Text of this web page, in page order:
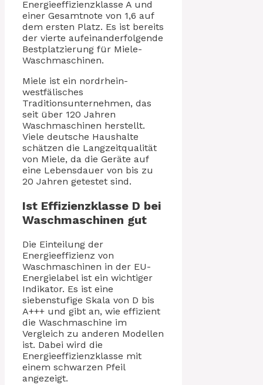
Energieeffizienzklasse A und
einer Gesamtnote von 1,6 auf
dem ersten Platz. Es ist bereits
der vierte aufeinanderfolgende
Bestplatzierung für Miele-
Waschmaschinen.
Miele ist ein nordrhein-
westfälisches
Traditionsunternehmen, das
seit über 120 Jahren
Waschmaschinen herstellt.
Viele deutsche Haushalte
schätzen die Langzeitqualität
von Miele, da die Geräte auf
eine Lebensdauer von bis zu
20 Jahren getestet sind.
Ist Effizienzklasse D bei
Waschmaschinen gut
Die Einteilung der
Energieeffizienz von
Waschmaschinen in der EU-
Energielabel ist ein wichtiger
Indikator. Es ist eine
siebenstufige Skala von D bis
A+++ und gibt an, wie effizient
die Waschmaschine im
Vergleich zu anderen Modellen
ist. Dabei wird die
Energieeffizienzklasse mit
einem schwarzen Pfeil
angezeigt.